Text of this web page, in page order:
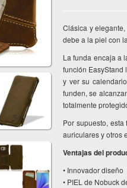
Clásica y
debe a la piel con
La funda encaja a
función EasyStand
y ver su
funden, se
totalmente
Por supuesto,
auriculares y otros
Ventajas del
• Innovador diseño
• PIEL de Nobuck